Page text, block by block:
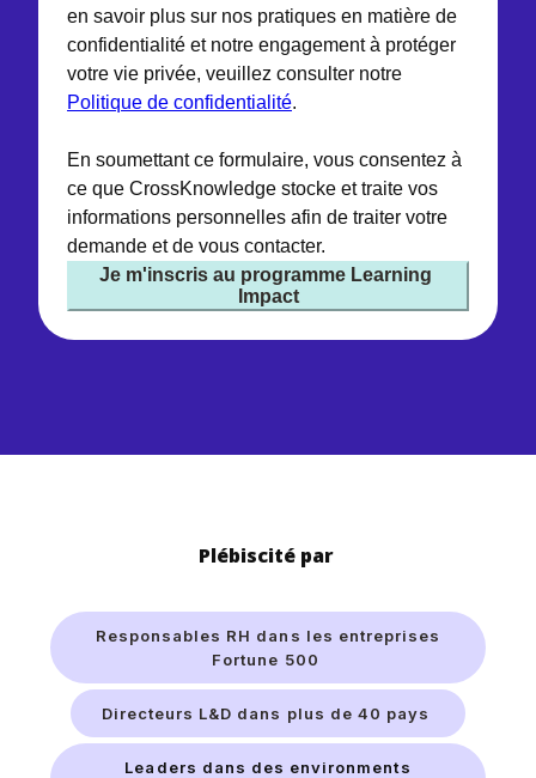
en savoir plus sur nos pratiques en matière de
confidentialité et notre engagement à protéger
votre vie privée, veuillez consulter notre
Politique de confidentialité.
En soumettant ce formulaire, vous consentez à
ce que CrossKnowledge stocke et traite vos
informations personnelles afin de traiter votre
demande et de vous contacter.
Plébiscité par
Responsables RH dans les entreprises
Fortune 500
Directeurs L&D dans plus de 40 pays
Leaders dans des environments